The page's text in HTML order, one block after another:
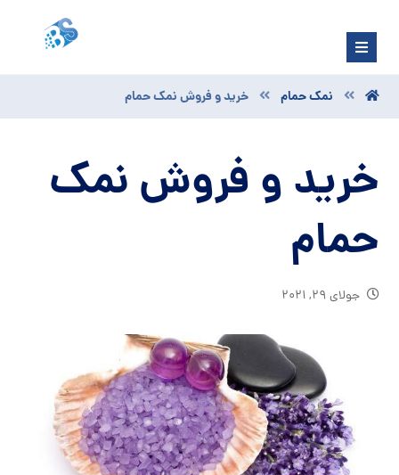
نمک حمام خرید و فروش نمک حمام
خرید و فروش نمک
حمام
جولای ۲۹, ۲۰۲۱